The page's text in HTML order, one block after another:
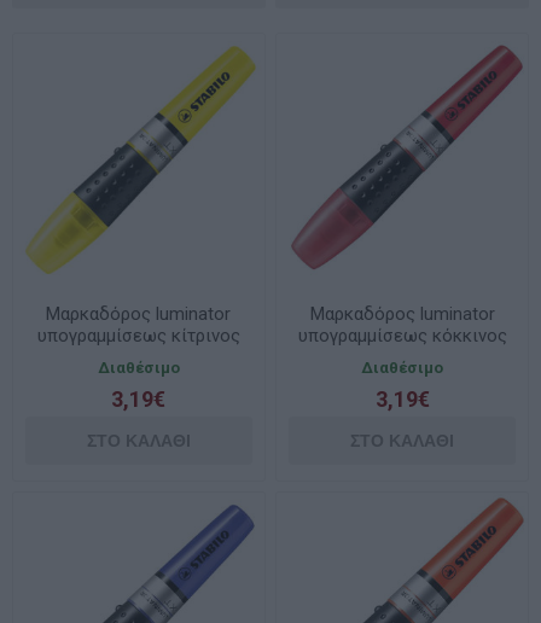
Mαρκαδόρος luminator
υπογραμμίσεως κίτρινος
71/24 Stabilo
Διαθέσιμο
3,19€
Mαρκαδόρος luminator
υπογραμμίσεως κόκκινος
71/40 Stabilo
Διαθέσιμο
3,19€